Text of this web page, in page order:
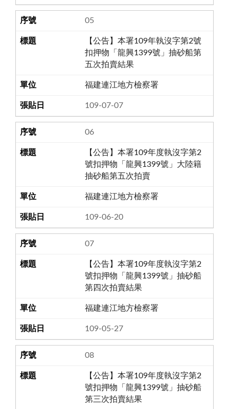
05
【公告】本署109年執沒字第2號
扣押物「龍興1399號」抽砂船第
五次拍賣結果
福建連江地方檢察署
109-07-07
06
【公告】本署109年度執沒字第2
號扣押物「龍興1399號」大陸籍
抽砂船第五次拍賣
福建連江地方檢察署
109-06-20
07
【公告】本署109年度執沒字第2
號扣押物「龍興1399號」抽砂船
第四次拍賣結果
福建連江地方檢察署
109-05-27
08
【公告】本署109年度執沒字第2
號扣押物「龍興1399號」抽砂船
第三次拍賣結果